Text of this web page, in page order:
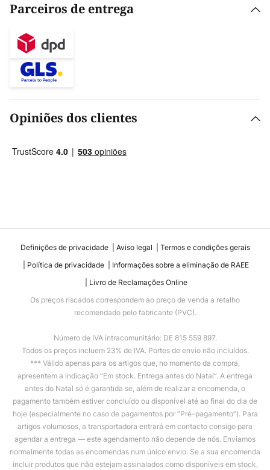
Parceiros de entrega
Opiniões dos clientes
Definições de privacidade Aviso legal
Termos e condições gerais
Política de privacidade
Informações sobre a eliminação de RAEE
Livro de Reclamações Online
Os preços riscados correspondem ao preço de venda a retalho
recomendado pelo fabricante (PVC).
Número de IVA intracomunitário: DE 815 559 897.
Todos os preços incluem 23% de IVA. Portes de envio não incluídos.
*** Válido apenas para os artigos que, no momento da compra,
apresentem a indicação “Em stock. Entrega antes do Natal”. A entrega
antes do Natal só é garantida se, além de realizar a encomenda, o
pagamento também estiver concluído ou disponível até ao final do dia de
hoje (especialmente no caso de pagamentos por “Pré-pagamento”). Para
artigos volumosos, a transportadora entrará em contacto consigo para
agendar a entrega — este agendamento não depende de nós. Enviamos
normalmente todas as encomendas num único envio. Se a sua encomenda
incluir produtos que não estejam assinalados como disponíveis em stock,